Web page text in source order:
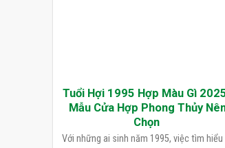
Tuổi Hợi 1995 Hợp Màu Gì
Mẫu Cửa Hợp Phong Thủy
Chọn
Với những ai sinh năm 1995, việc tìm hiểu